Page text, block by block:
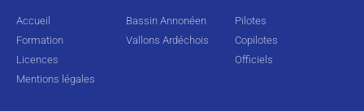
Accueil
Formation
Licences
Mentions légales
Bassin Annonéen
Vallons Ardéchois
Pilotes
Copilotes
Officiels